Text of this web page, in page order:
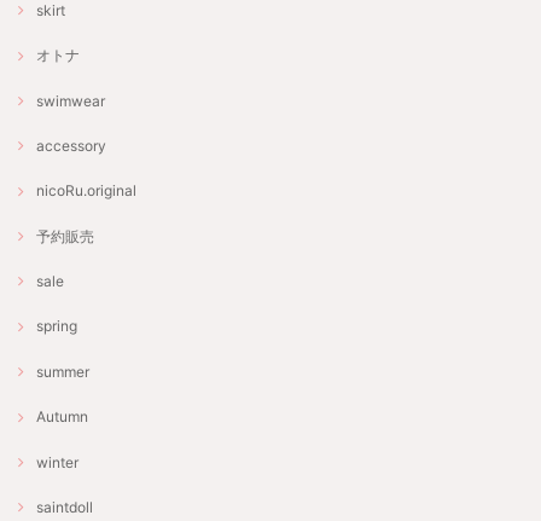
skirt
オトナ
swimwear
accessory
nicoRu.original
予約販売
sale
spring
summer
Autumn
winter
saintdoll